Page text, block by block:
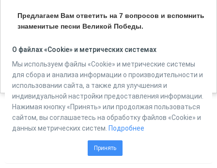
Предлагаем Вам ответить на 7 вопросов и вспомнить
знаменитые песни Великой Победы.
Количество вопросов в тесте:7
Powered by
Online Test Pad
О файлах «Cookie» и метрических системах
Мы используем файлы «Cookie» и метрические системы
для сбора и анализа информации о производительности и
использовании сайта, а также для улучшения и
индивидуальной настройки предоставления информации.
Нажимая кнопку «Принять» или продолжая пользоваться
сайтом, вы соглашаетесь на обработку файлов «Cookie» и
данных метрических систем. Подробнее
Принять